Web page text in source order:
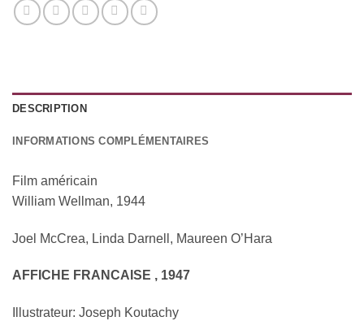
DESCRIPTION
INFORMATIONS COMPLÉMENTAIRES
Film américain
William Wellman, 1944
Joel McCrea, Linda Darnell, Maureen O’Hara
AFFICHE FRANCAISE , 1947
Illustrateur: Joseph Koutachy